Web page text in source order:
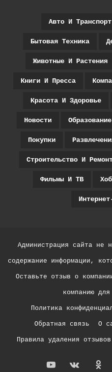
Авто И Транспорт
Бытовая Техника
Животные И Растения
Книги И Пресса
Красота И Здоровье
Новости Образование
Покупки
Строительство И
Фильмы И ТВ
Администрация сайта не
содержание информации,
Оставьте отзыв о
компанию
Политика
Обратная связь О
Правила удаления отзывов
YouTubevk.com